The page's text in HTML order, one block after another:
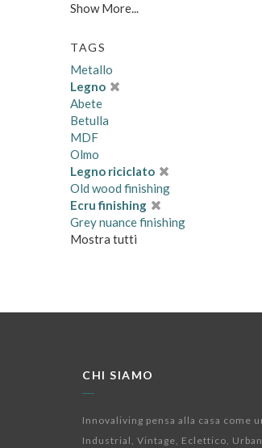
Show More...
TAGS
Metallo
Legno
Abete
Betulla
MDF
Olmo
Legno riciclato
Old wood finishing
Ecru finishing
Grey nuance finishing
Mostra tutti
CHI SIAMO
Innovaliving pensa alla casa come
Industrial, Vintage, Eclettico,